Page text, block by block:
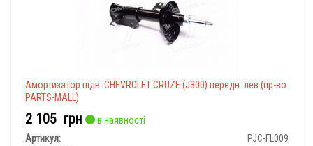
Амортизатор підв. CHEVROLET CRUZE (J300) передн. лев.(пр-во
PARTS-MALL)
2 105 грн
в наявності
Артикул:
PJC-FL009